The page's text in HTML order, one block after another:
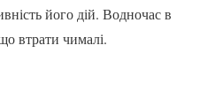
його дій. Водночас в
втрати чималі.